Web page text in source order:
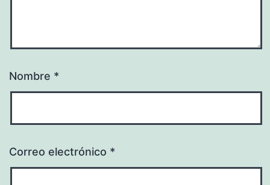
Nombre *
Correo electrónico *